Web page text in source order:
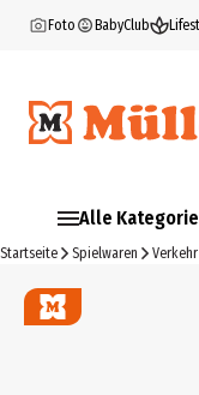
Foto BabyClub
Alle
Startseite Spielwaren